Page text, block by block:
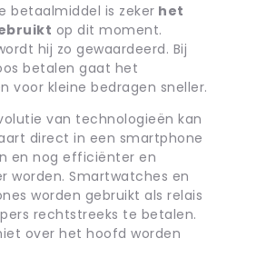
betaalmiddel is zeker het
op dit moment.
hij zo gewaardeerd. Bij
betalen gaat het
voor kleine bedragen sneller.
van technologieën kan
direct in een smartphone
en nog efficiënter en
worden. Smartwatches en
worden gebruikt als relais
rechtstreeks te betalen.
over het hoofd worden